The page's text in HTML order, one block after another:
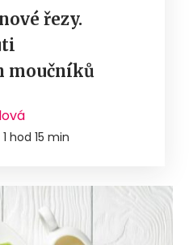
řezy.
moučníků
hod 15 min